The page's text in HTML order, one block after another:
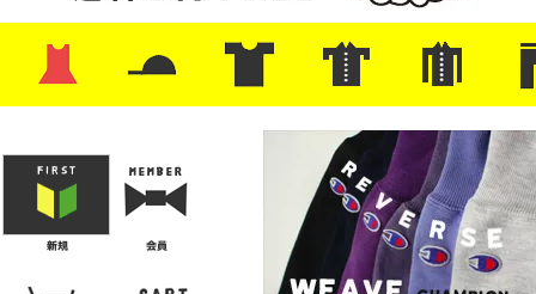
・レザーシューズ/スニーカー
・プリントTシャツ
・バンド/ツアー
・キャラクター
・Nike/adidas/スポーツ
・チャンピオン
・サーフ/スケート
・ボーダー/総柄/無地
・フットボール/リンガー
・タンクトップ/NBA・ポロシャツ
・半袖シャツ
・アロハ/サーフ/ボーリング
・ラルフ/ブランド
・無地/チェック/ストラ
・ワーク/ミリタリー/ウ
・ネル/ウール ・ショ
・アウ
・ジー
・
・ミリ
・コー
・コッ
・オー
・ジャ
ン